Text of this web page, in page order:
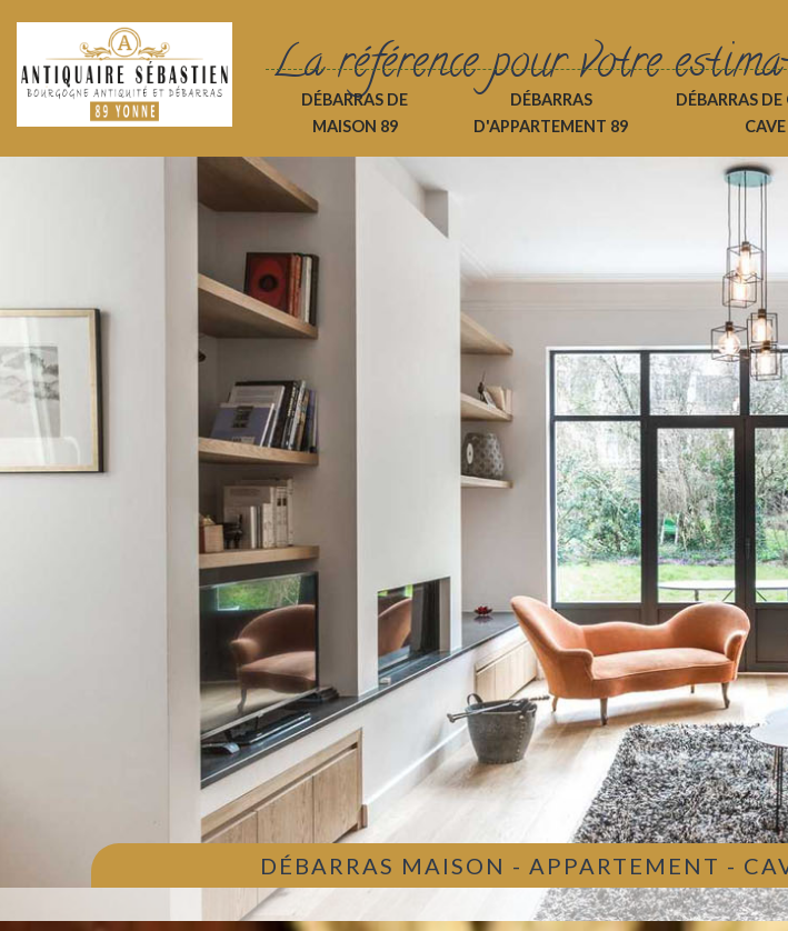
La référence pour votre
DÉBARRAS DE
MAISON 89
DÉBARRAS
D'APPARTEMENT 89
DÉBARRAS DE
DÉBARRAS MAISON - APPARTEMENT -